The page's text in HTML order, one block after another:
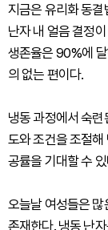
지금은 유리화 동
난자 내 얼음 결정
생존율은 90%에
의 없는 편이다.
냉동 과정에서 숙
도와 조건을 조절해
공률을 기대할 수
오늘날 여성들은 많
존재한다. 냉동 난